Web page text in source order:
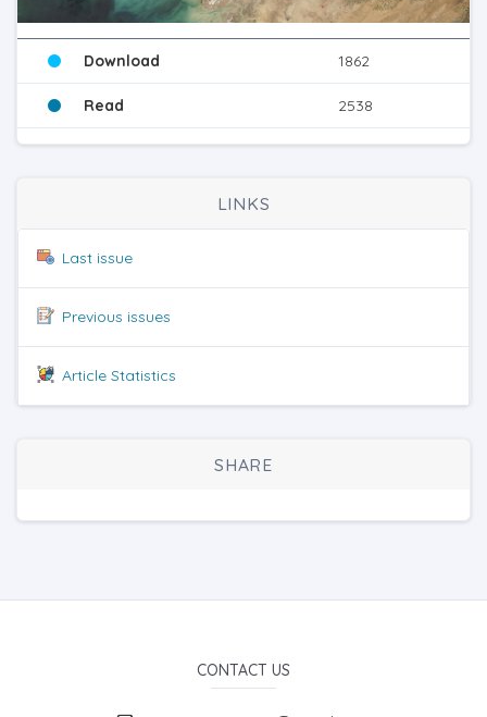
Download 1862
Read 2538
LINKS
Last issue
Previous issues
Article Statistics
SHARE
CONTACT US